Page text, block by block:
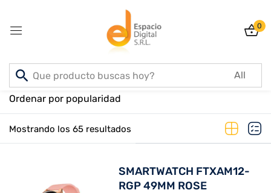
0
Inicio PRODUCTOS
Mostrando los 65 resultados
Ordenar por popularidad
SMARTWATCH FTXAM12-
RGP 49MM ROSE
Sign in
Remember me
Log In